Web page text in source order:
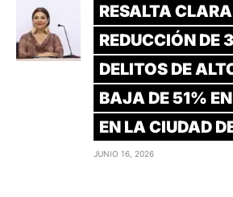
RESALTA
REDUCCIÓN DE
DELITOS DE
BAJA DE 51%
EN LA CIUDAD
JUNIO 16, 2026